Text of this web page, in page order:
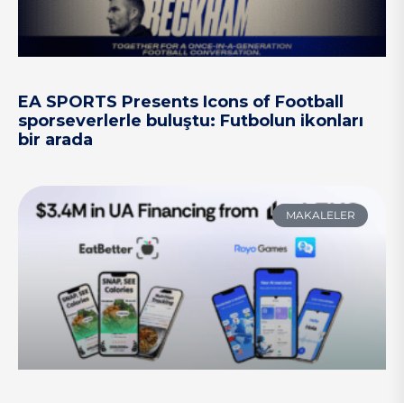
EA SPORTS Presents Icons of Football
sporseverlerle buluştu: Futbolun ikonları
bir arada
MAKALELER